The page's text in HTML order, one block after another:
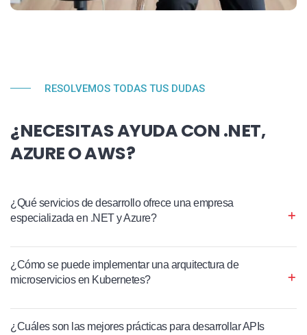
RESOLVEMOS TODAS TUS DUDAS
¿NECESITAS AYUDA CON .NET,
AZURE O AWS?
¿Qué servicios de desarrollo ofrece una empresa
especializada en .NET y Azure?
¿Cómo se puede implementar una arquitectura de
microservicios en Kubernetes?
¿Cuáles son las mejores prácticas para desarrollar APIs